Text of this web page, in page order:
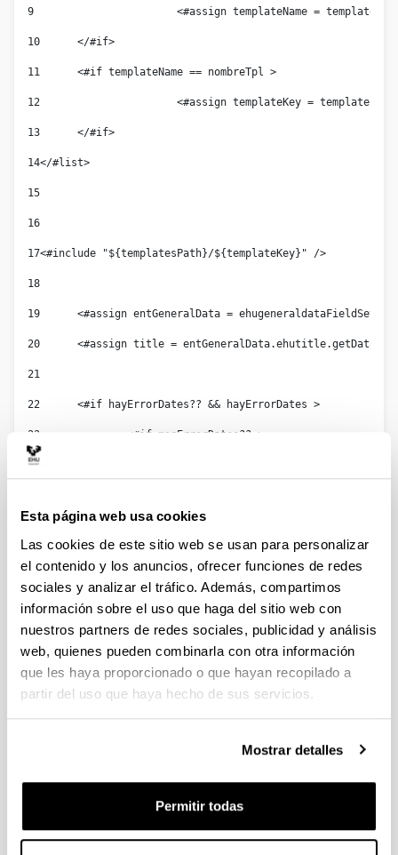
Esta página web usa cookies
Las cookies de este sitio web se usan para personalizar
el contenido y los anuncios, ofrecer funciones de redes
sociales y analizar el tráfico. Además, compartimos
información sobre el uso que haga del sitio web con
nuestros partners de redes sociales, publicidad y análisis
web, quienes pueden combinarla con otra información
que les haya proporcionado o que hayan recopilado a
partir del uso que haya hecho de sus servicios.
Mostrar detalles
Permitir todas
9
<#assign templateName =
10
	</#if>
11
	<#if templateName == nombreTpl >
12
<#assign templateKey =
13
	</#if>
14</#list>
15
16
17<#include "${templatesPath}/${templateKey}" />
18
19
	<#assign entGeneralData = ehugeneraldataFieldSet >
20
<#assign title = entGeneralData.ehutitle.getData()
21
22
	<#if hayErrorDates?? && hayErrorDates >
23
		<#if msgErrorDates?? >
24
28
<#-- Cambio para que el nombre
29
# y salte error de
30
# El título no se pinta aqui,
31
#	<span class="help-
36
<img